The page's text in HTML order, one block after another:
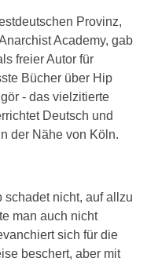
Provinz,
Academy, gab
freier Autor für
Bücher über Hip
- das vielzitierte
Deutsch und
der Nähe von Köln.
schadet nicht, auf allzu
man auch nicht
sich für die
beschert, aber mit